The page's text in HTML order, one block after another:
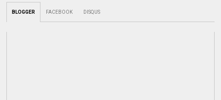
BLOGGER FACEBOOK DISQUS